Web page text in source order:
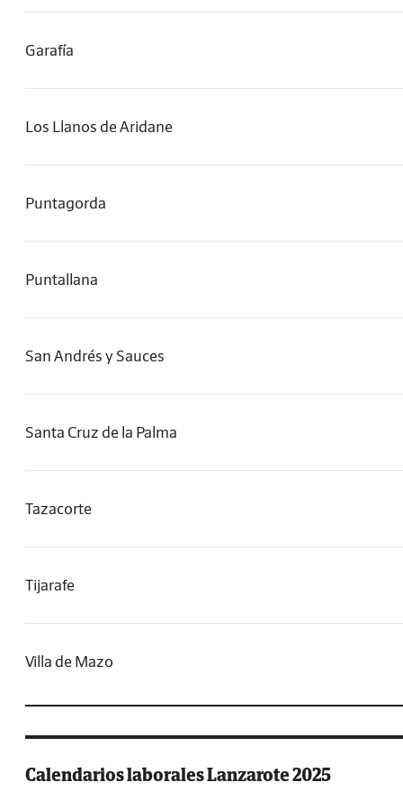
Garafía
Los Llanos de Aridane
Puntagorda
Puntallana
San Andrés y Sauces
Santa Cruz de la Palma
Tazacorte
Tijarafe
Villa de Mazo
Calendarios laborales Lanzarote 2025